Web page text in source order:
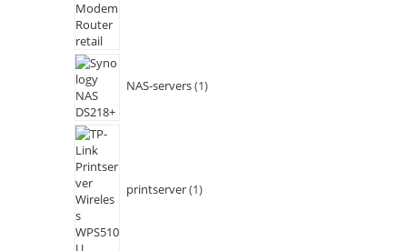
NAS-servers 1
printserver 1